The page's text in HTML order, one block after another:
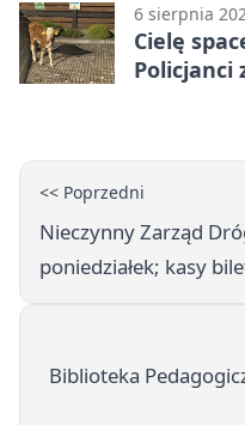
6 sierpnia
Cielę
Policjanci
<< Poprzedni
Nieczynny Zarząd
poniedziałek; kasy
Biblioteka